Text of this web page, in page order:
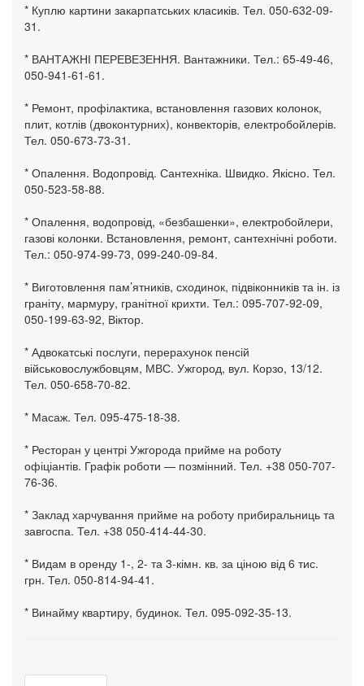
* Куплю картини закарпатських класиків. Тел. 050-632-09-
31.
* ВАНТАЖНІ ПЕРЕВЕЗЕННЯ. Вантажники. Тел.: 65-49-46,
050-941-61-61.
* Ремонт, профілактика, встановлення газових колонок,
плит, котлів (двоконтурних), конвекторів, електробойлерів.
Тел. 050-673-73-31.
* Опалення. Водопровід. Сантехніка. Швидко. Якісно. Тел.
050-523-58-88.
* Опалення, водопровід, «безбашенки», електробойлери,
газові колонки. Встановлення, ремонт, сантехнічні роботи.
Тел.: 050-974-99-73, 099-240-09-84.
* Виготовлення пам’ятників, сходинок, підвіконників та ін. із
граніту, мармуру, гранітної крихти. Тел.: 095-707-92-09,
050-199-63-92, Віктор.
* Адвокатські послуги, перерахунок пенсій
військовослужбовцям, МВС. Ужгород, вул. Корзо, 13/12.
Тел. 050-658-70-82.
* Масаж. Тел. 095-475-18-38.
* Ресторан у центрі Ужгорода прийме на роботу
офіціантів. Графік роботи — позмінний. Тел. +38 050-707-
76-36.
* Заклад харчування прийме на роботу прибиральниць та
завгоспа. Тел. +38 050-414-44-30.
* Видам в оренду 1-, 2- та 3-кімн. кв. за ціною від 6 тис.
грн. Тел. 050-814-94-41.
* Винайму квартиру, будинок. Тел. 095-092-35-13.